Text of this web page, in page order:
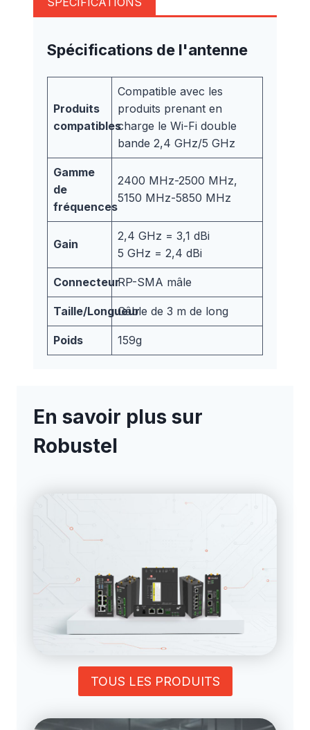
Spécifications de l'antenne
Produits
compatibles
Compatible avec les
produits prenant en
charge le Wi-Fi double
bande 2,4 GHz/5 GHz
Gamme
de
fréquences
2400 MHz-2500 MHz,
5150 MHz-5850 MHz
Gain
2,4 GHz = 3,1 dBi
5 GHz = 2,4 dBi
ConnecteurRP-SMA mâle
Taille/LongueurCâble de 3 m de long
Poids 159g
En savoir plus sur
Robustel
TOUS LES PRODUITS